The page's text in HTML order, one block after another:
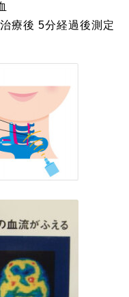
療後 5分経過後測定